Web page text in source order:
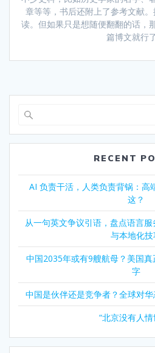
章等等，书后还附上了参考文献
读。但如果只是想随便翻翻的话，
篇博文就行了
RECENT
AI 负责干活，人类负责背锅：高
这？
从一句英文争议引语，盘点语言
与本地化
中国2035年或有9艘航母？美国
字
中国是伙伴还是竞争者？全球对
“北京没有人情